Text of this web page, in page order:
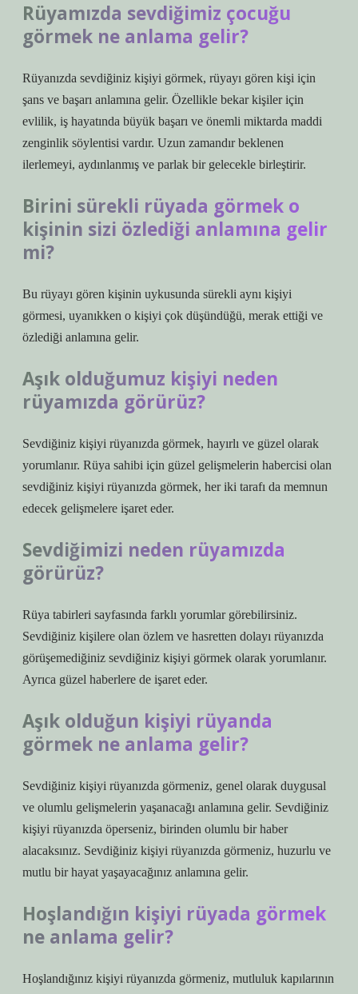
Rüyamızda sevdiğimiz çocuğu
görmek ne anlama gelir?
Rüyanızda sevdiğiniz kişiyi görmek, rüyayı gören kişi için
şans ve başarı anlamına gelir. Özellikle bekar kişiler için
evlilik, iş hayatında büyük başarı ve önemli miktarda maddi
zenginlik söylentisi vardır. Uzun zamandır beklenen
ilerlemeyi, aydınlanmış ve parlak bir gelecekle birleştirir.
Birini sürekli rüyada görmek o
kişinin sizi özlediği anlamına gelir
mi?
Bu rüyayı gören kişinin uykusunda sürekli aynı kişiyi
görmesi, uyanıkken o kişiyi çok düşündüğü, merak ettiği ve
özlediği anlamına gelir.
Aşık olduğumuz kişiyi neden
rüyamızda görürüz?
Sevdiğiniz kişiyi rüyanızda görmek, hayırlı ve güzel olarak
yorumlanır. Rüya sahibi için güzel gelişmelerin habercisi olan
sevdiğiniz kişiyi rüyanızda görmek, her iki tarafı da memnun
edecek gelişmelere işaret eder.
Sevdiğimizi neden rüyamızda
görürüz?
Rüya tabirleri sayfasında farklı yorumlar görebilirsiniz.
Sevdiğiniz kişilere olan özlem ve hasretten dolayı rüyanızda
görüşemediğiniz sevdiğiniz kişiyi görmek olarak yorumlanır.
Ayrıca güzel haberlere de işaret eder.
Aşık olduğun kişiyi rüyanda
görmek ne anlama gelir?
Sevdiğiniz kişiyi rüyanızda görmeniz, genel olarak duygusal
ve olumlu gelişmelerin yaşanacağı anlamına gelir. Sevdiğiniz
kişiyi rüyanızda öperseniz, birinden olumlu bir haber
alacaksınız. Sevdiğiniz kişiyi rüyanızda görmeniz, huzurlu ve
mutlu bir hayat yaşayacağınız anlamına gelir.
Hoşlandığın kişiyi rüyada görmek
ne anlama gelir?
Hoşlandığınız kişiyi rüyanızda görmeniz, mutluluk kapılarının